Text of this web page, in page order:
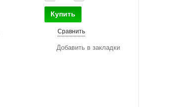
Купить
Сравнить
Добавить в закладки